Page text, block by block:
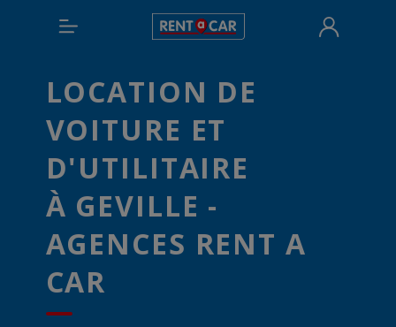
LOCATION DE
VOITURE ET
D'UTILITAIRE
À GEVILLE -
AGENCES RENT A
CAR